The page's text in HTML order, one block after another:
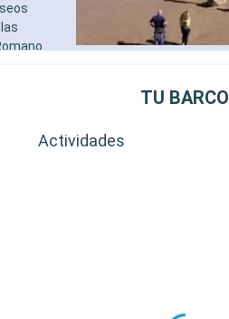
TU BARCO
Actividades